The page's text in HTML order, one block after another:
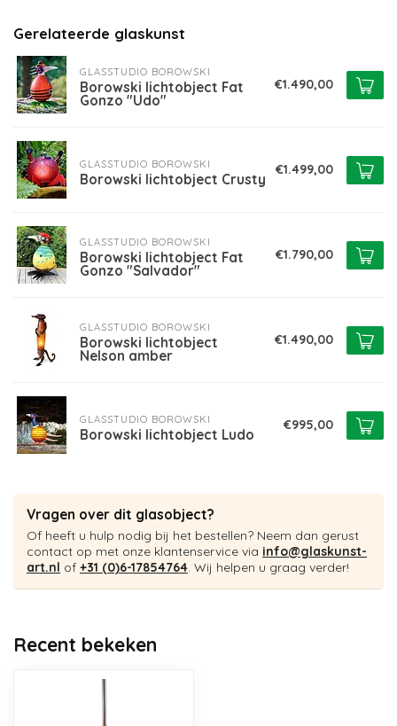
Gerelateerde glaskunst
GLASSTUDIO BOROWSKI
Borowski lichtobject Fat
Gonzo "Udo"
€1.490,00
GLASSTUDIO BOROWSKI
Borowski lichtobject Crusty
€1.499,00
GLASSTUDIO BOROWSKI
Borowski lichtobject Fat
Gonzo "Salvador"
€1.790,00
GLASSTUDIO BOROWSKI
Borowski lichtobject
Nelson amber
€1.490,00
GLASSTUDIO BOROWSKI
Borowski lichtobject Ludo
€995,00
Vragen over dit glasobject?
Of heeft u hulp nodig bij het bestellen? Neem dan gerust
contact op met onze klantenservice via info@glaskunst-
art.nl of +31 (0)6-17854764. Wij helpen u graag verder!
Recent bekeken